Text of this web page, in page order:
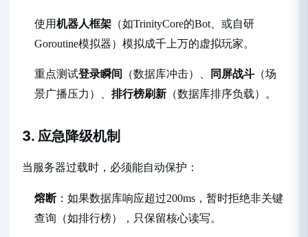
使用机器人框架 （如TrinityCore的Bot、或自研
Goroutine模拟器）模拟成千上万的虚拟玩家。
重点测试登录瞬间 （数据库冲击）、 同屏战斗 （场
景广播压力）、 排行榜刷新 （数据库排序负载）。
3. 应急降级机制
当服务器过载时，必须能自动保护：
熔断：如果数据库响应超过200ms，暂时拒绝非关键
查询（如排行榜），只保留核心读写。